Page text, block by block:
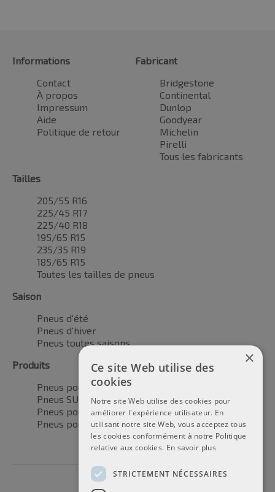
Informations
Contact
À propos
Impressum
Aide
Politique de retour
Fabricant
Bridgestone
Continental
Dunlop
Goodyear
Michelin
Pirelli
Tous les fabricants
Tailles
205/55 R16
225/45 R17
225/40 R18
195/65 R15
235/35 R19
185/65 R15
Toutes les tailles de pneus
Saison
Pneus d'été
Pneus d'hiver
Pneus toutes saisons
Produits
Pneus pour voitures
Pneus SUV / 4x4
Pneus pour camionnettes
Pneus pour motos
×
Ce site Web utilise des
cookies
Notre site Web utilise des cookies pour
améliorer l'expérience utilisateur. En
utilisant notre site Web, vous acceptez tous
les cookies conformément à notre Politique
relative aux cookies. En savoir plus
STRICTEMENT NÉCESSAIRES